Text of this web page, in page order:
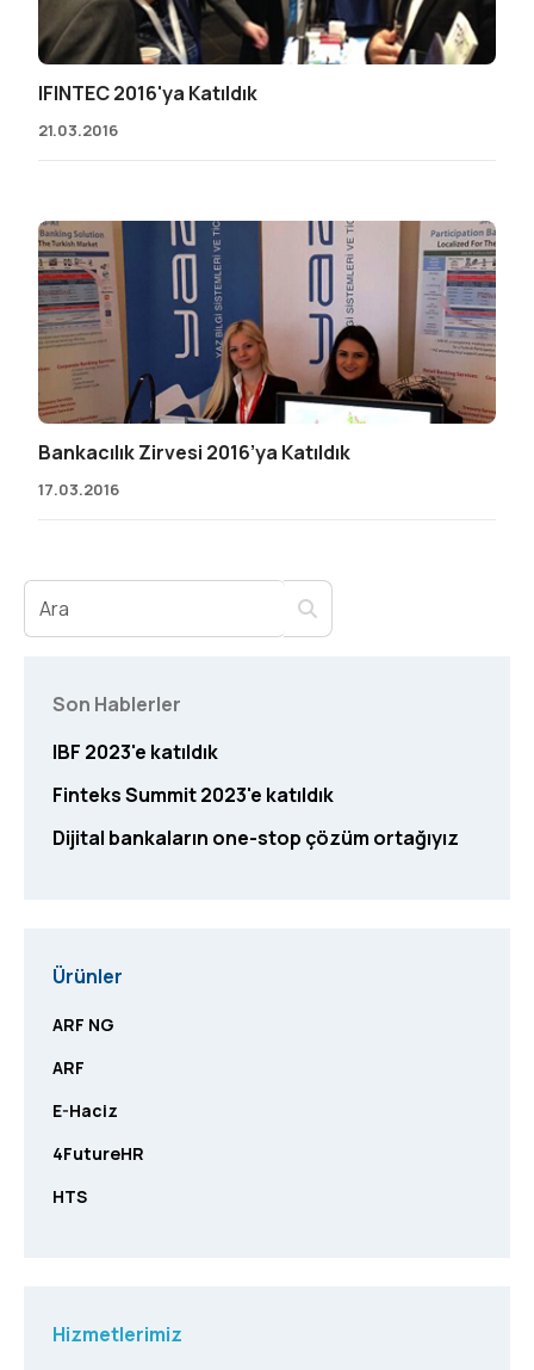
IFINTEC 2016'ya Katıldık
21.03.2016
Bankacılık Zirvesi 2016’ya Katıldık
17.03.2016
Son Hablerler
IBF 2023'e katıldık
Finteks Summit 2023'e katıldık
Dijital bankaların one-stop çözüm ortağıyız
Ürünler
ARF NG
ARF
E-Haciz
4FutureHR
HTS
Hizmetlerimiz